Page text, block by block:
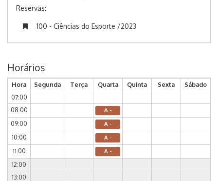
Reservas:
100 - Ciências do Esporte /2023
Horários
Hora Segunda Terça Quarta Quinta Sexta
Sábado
07:00
08:00
A -
09:00 A -
10:00 A -
11:00 A -
12:00
13:00